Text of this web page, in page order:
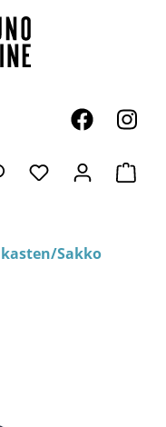
Du hast 0
Sakko